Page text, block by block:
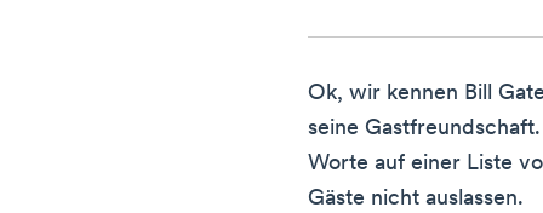
Ok, wir kennen Bill
seine
Worte auf einer Liste
Gäste nicht auslassen.